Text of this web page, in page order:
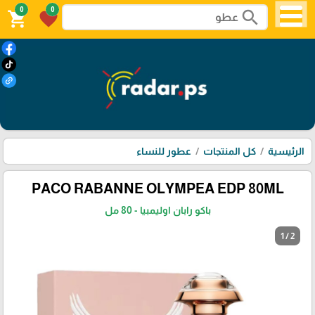
search
0
favorite
0
shopping_cart
الرئيسية كل المنتجات عطور للنساء
PACO RABANNE OLYMPEA EDP 80ML
باكو رابان اوليمبيا - 80 مل
1 / 2